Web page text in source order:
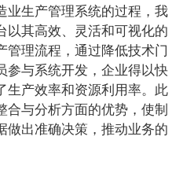
业生产管理系统的过程，我
以其高效、灵活和可视化的
管理流程，通过降低技术门
参与系统开发，企业得以快
生产效率和资源利用率。此
合与分析方面的优势，使制
做出准确决策，推动业务的